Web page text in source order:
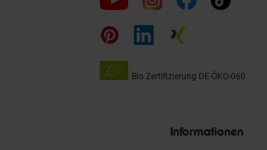
uns
auf
Bio Zertifizierung DE-ÖKO-060
Informationen